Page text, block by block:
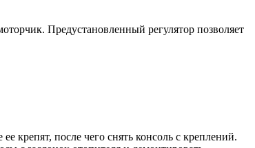
Предустановленный регулятор позволяет
крепят, после чего снять консоль с креплений.